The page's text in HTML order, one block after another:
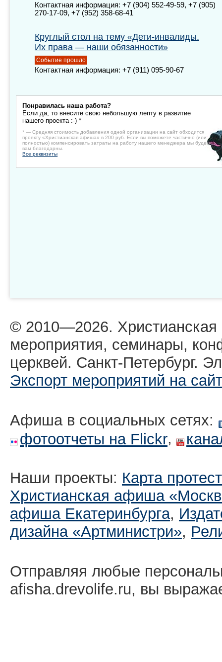
Контактная информация: +7 (904) 552-49-59, +7 (905)
270-17-09, +7 (952) 358-68-41
Круглый стол на тему «Дети-инвалиды.
Их права — наши обязанности»
Событие прошло
Контактная информация: +7 (911) 095-90-67
Понравилась наша работа?
Если да, то внесите свою небольшую лепту в развитие
нашего проекта :-) *
* — Средняя стоимость добавления одной организации на сайт обходится
проекту «Христианская афиша» в 200 руб. Если вы поможете частично (или
полностью) компенсировать затраты на работу нашего менеджера мы будем
вам благодарны.
Все реквизиты
© 2010—2026.
мероприятия, семинары,
церквей. Санкт-Петербург.
Экспорт мероприятий на сайт
Афиша в социальных сетях:
фотоотчеты на Flickr,
Наши проекты: Карта
Христианская афиша
афиша Екатеринбургa,
дизайна «Артминистри»,
Отправляя любые
afisha.drevolife.ru, вы